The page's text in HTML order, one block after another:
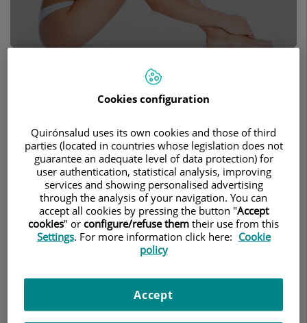
Contact
Opening hours
Make an appointment
Liposucción
¿Qué es?
Es una técnica quirúrgica para eliminar depósitos
de grasa inestéticos de determinadas áreas del
cuerpo, incluyendo cara y cuello, brazos, tronco,
Cookies configuration
Quirónsalud uses its own cookies and those of third
parties (located in countries whose legislation does not
guarantee an adequate level of data protection) for
user authentication, statistical analysis, improving
services and showing personalised advertising
through the analysis of your navigation. You can
accept all cookies by pressing the button "Accept
cookies" or configure/refuse them their use from this
Settings. For more information click here: Cookie
policy
Accept